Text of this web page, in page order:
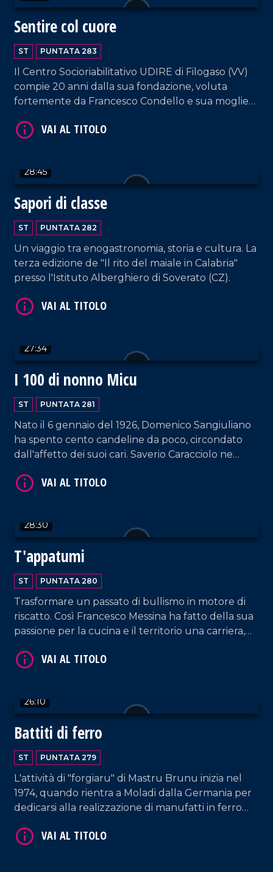
Sentire col cuore
ST PUNTATA 283
Il Centro Socioriabilitativo UDIRE di Filogaso (VV)
compie 20 anni dalla sua fondazione, voluta
fortemente da Francesco Condello e sua moglie
28:45
Sapori di classe
ST PUNTATA 282
Un viaggio tra enogastronomia, storia e cultura. La
terza edizione de "Il rito del maiale in Calabria"
presso l'Istituto Alberghiero di Soverato (CZ).
27:34
I 100 di nonno Micu
ST PUNTATA 281
Nato il 6 gennaio del 1926, Domenico Sangiuliano
ha spento cento candeline da poco, circondato
dall'affetto dei suoi cari. Saverio Caracciolo ne
puntata.
28:30
T'appatumi
ST PUNTATA 280
Trasformare un passato di bullismo in motore di
riscatto. Così Francesco Messina ha fatto della sua
passione per la cucina e il territorio una carriera,
dai confini regionali, grazie ai suoi contenuti social
26:10
Battiti di ferro
ST PUNTATA 279
L'attività di "forgiaru" di Mastru Brunu inizia nel
1974, quando rientra a Moladi dalla Germania per
dedicarsi alla realizzazione di manufatti in ferro
VAI AL TITOLO
VAI AL TITOLO
VAI AL TITOLO
VAI AL TITOLO
VAI AL TITOLO